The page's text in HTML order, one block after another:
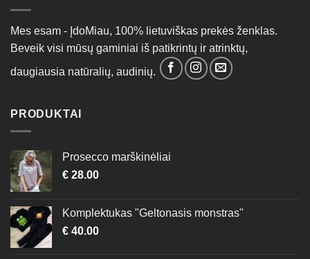
chosen
on
page
Mes esam - ĮdoMiau, 100% lietuviškas prekės ženklas.
Beveik visi mūsų gaminiai iš patikrintų ir atrinktų,
daugiausia natūralių, audinių.
PRODUKTAI
Prosecco marškinėliai
€ 28.00
Komplektukas "Geltonasis monstras"
€ 40.00